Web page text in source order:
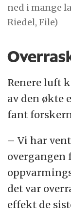
ned i mange
Riedel, File)
Renere luft
av den økte
fant
– Vi har
det var
effekt de